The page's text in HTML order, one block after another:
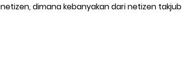
dimana kebanyakan dari netizen takjub